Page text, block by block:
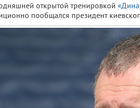
открытой тренировкой
пообщался президент